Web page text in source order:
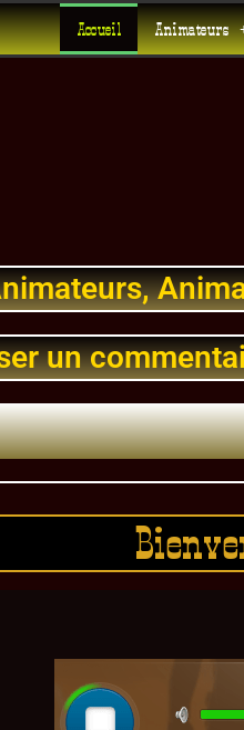
Accueil Animateurs
un